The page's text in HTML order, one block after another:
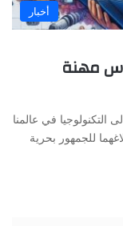
أخبار
مهنة
في عالمنا
للجمهور بحرية